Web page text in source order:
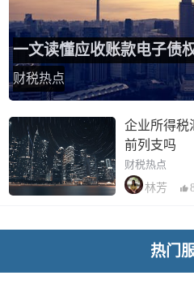
一文读懂应收账款电子债
财税热点
企业所得税
前列支吗
财税热点
林芳
热门